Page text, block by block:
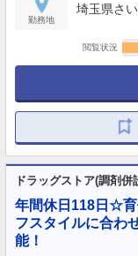
勤務地
埼玉県さ
閲覧状況
ドラッグストア(調剤併
年間休日118日☆育
フスタイルに合わ
能！